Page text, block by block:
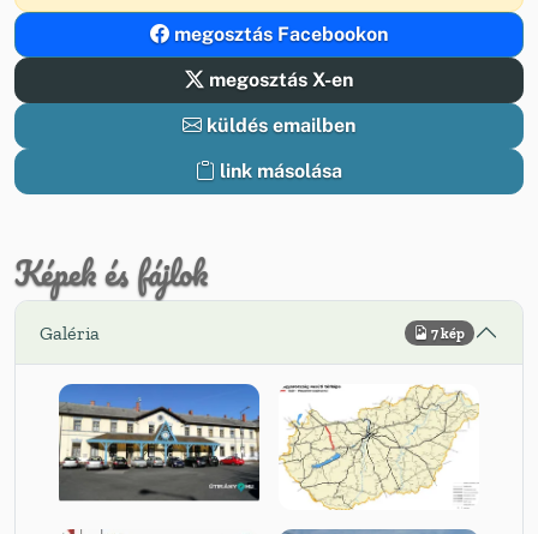
megosztás Facebookon
megosztás X-en
küldés emailben
link másolása
Képek és fájlok
Galéria 7 kép